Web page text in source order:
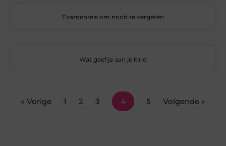
Examenreis om nooit te vergeten
Wat geef je aan je kind
« Vorige 1 2 3 4 5 Volgende »